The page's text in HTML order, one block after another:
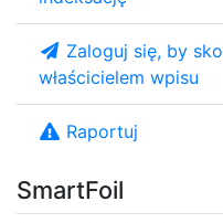
SmartFoil
Zaloguj się, by
właścicielem wpisu
Raportuj